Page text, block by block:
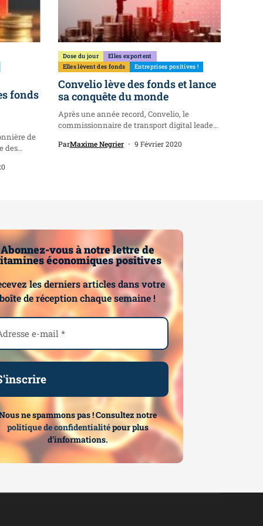
fonds
de
des
Dose du jour
Elles exportent
Elles lèvent des fonds
Entreprises positives !
Convelio lève des fonds et lance
sa conquête du monde
Après une année record, Convelio, le
commissionnaire de transport digital leader
ParMaxime Negrier 9 Février 2020
Abonnez-vous à notre lettre de
économiques positives
les derniers articles dans votre
boîte de réception chaque semaine !
ne spammons pas ! Consultez notre
politique de confidentialitépour plus
d’informations.